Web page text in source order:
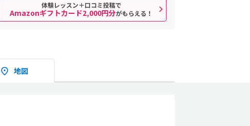
体験レッスン＋口コミ投稿で
Amazonギフトカード2,000円分がもらえる！
地図